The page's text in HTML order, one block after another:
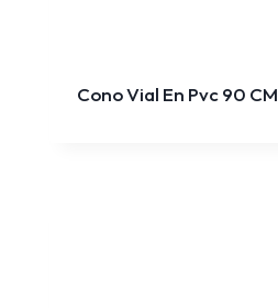
Cono Vial En Pvc 90 CM